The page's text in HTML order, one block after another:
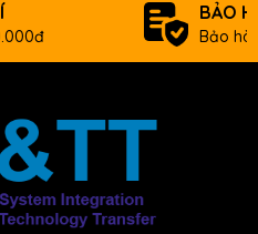
BẢO
Bảo